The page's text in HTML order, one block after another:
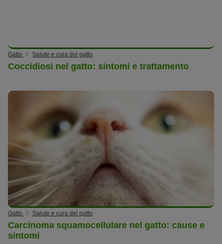
Gatto Salute e cura del gatto
Coccidiosi nel gatto: sintomi e trattamento
Gatto Salute e cura del gatto
Carcinoma squamocellulare nel gatto: cause e
sintomi